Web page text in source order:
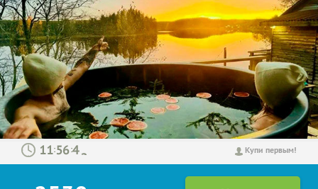
Купи первым!
: :